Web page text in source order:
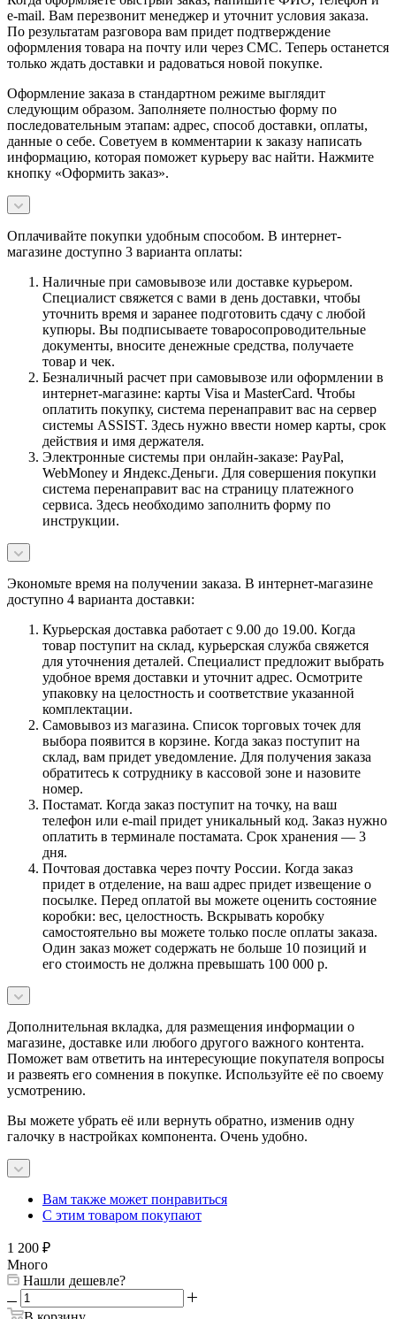
e-mail. Вам перезвонит менеджер и уточнит условия заказа.
По результатам разговора вам придет подтверждение
оформления товара на почту или через СМС. Теперь останется
только ждать доставки и радоваться новой покупке.
Оформление заказа в стандартном режиме выглядит
следующим образом. Заполняете полностью форму по
последовательным этапам: адрес, способ доставки, оплаты,
данные о себе. Советуем в комментарии к заказу написать
информацию, которая поможет курьеру вас найти. Нажмите
кнопку «Оформить заказ».
Оплачивайте покупки удобным способом. В интернет-
магазине доступно 3 варианта оплаты:
Наличные при самовывозе или доставке курьером.
Специалист свяжется с вами в день доставки, чтобы
уточнить время и заранее подготовить сдачу с любой
купюры. Вы подписываете товаросопроводительные
документы, вносите денежные средства, получаете
товар и чек.
Безналичный расчет при самовывозе или оформлении в
интернет-магазине: карты Visa и MasterCard. Чтобы
оплатить покупку, система перенаправит вас на сервер
системы ASSIST. Здесь нужно ввести номер карты, срок
действия и имя держателя.
Электронные системы при онлайн-заказе: PayPal,
WebMoney и Яндекс.Деньги. Для совершения покупки
система перенаправит вас на страницу платежного
сервиса. Здесь необходимо заполнить форму по
инструкции.
Экономьте время на получении заказа. В интернет-магазине
доступно 4 варианта доставки:
Курьерская доставка работает с 9.00 до 19.00. Когда
товар поступит на склад, курьерская служба свяжется
для уточнения деталей. Специалист предложит выбрать
удобное время доставки и уточнит адрес. Осмотрите
упаковку на целостность и соответствие указанной
комплектации.
Самовывоз из магазина. Список торговых точек для
выбора появится в корзине. Когда заказ поступит на
склад, вам придет уведомление. Для получения заказа
обратитесь к сотруднику в кассовой зоне и назовите
номер.
Постамат. Когда заказ поступит на точку, на ваш
телефон или e-mail придет уникальный код. Заказ нужно
оплатить в терминале постамата. Срок хранения — 3
дня.
Почтовая доставка через почту России. Когда заказ
придет в отделение, на ваш адрес придет извещение о
посылке. Перед оплатой вы можете оценить состояние
коробки: вес, целостность. Вскрывать коробку
самостоятельно вы можете только после оплаты заказа.
Один заказ может содержать не больше 10 позиций и
его стоимость не должна превышать 100 000 р.
Дополнительная вкладка, для размещения информации о
магазине, доставке или любого другого важного контента.
Поможет вам ответить на интересующие покупателя вопросы
и развеять его сомнения в покупке. Используйте её по своему
усмотрению.
Вы можете убрать её или вернуть обратно, изменив одну
галочку в настройках компонента. Очень удобно.
Вам также может понравиться
С этим товаром покупают
1 200 ₽
Много
Нашли дешевле?